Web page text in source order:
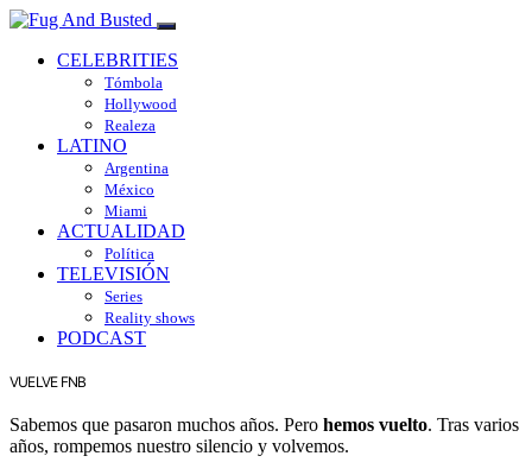
CELEBRITIES
Tómbola
Hollywood
Realeza
LATINO
Argentina
México
Miami
ACTUALIDAD
Política
TELEVISIÓN
Series
Reality shows
PODCAST
VUELVE FNB
Sabemos que pasaron muchos años. Pero hemos vuelto. Tras varios
años, rompemos nuestro silencio y volvemos.